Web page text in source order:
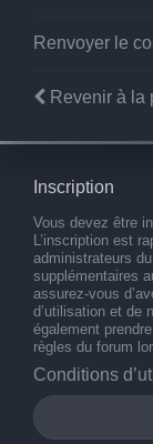
Renvoyer le
Revenir à la
Inscription
Vous devez être
L’inscription est
administrateurs
supplémentaires
assurez-vous
d’utilisation et de
également
règles du forum
Conditions